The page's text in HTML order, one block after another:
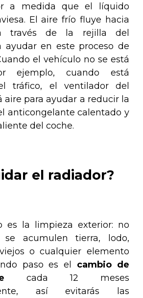
a medida que el líquido
El aire frío fluye hacia
través de la rejilla del
ayudar en este proceso de
el vehículo no se está
ejemplo, cuando está
tráfico, el ventilador del
aire para ayudar a reducir la
anticongelante calentado y
del coche.
el radiador?
es la limpieza exterior: no
acumulen tierra, lodo,
o cualquier elemento
paso es el cambio de
cada 12 meses
así evitarás las